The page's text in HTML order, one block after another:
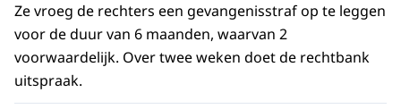
Ze vroeg de rechters een gevangenisstraf op te leggen
voor de duur van 6 maanden, waarvan 2
voorwaardelijk. Over twee weken doet de rechtbank
uitspraak.